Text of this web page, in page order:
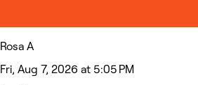
Rosa A
Fri, Aug 7, 2026 at 5:05 PM